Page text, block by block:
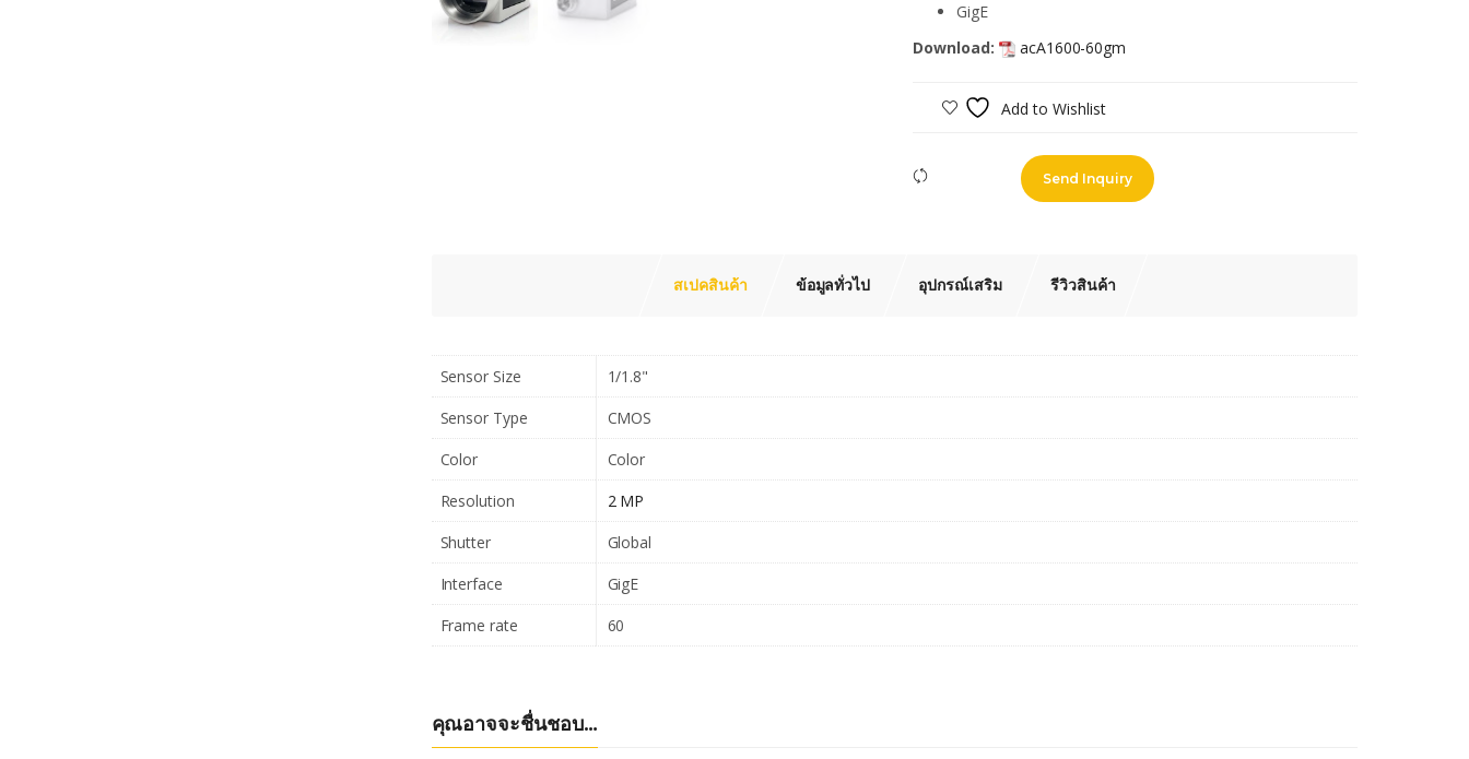
GigE
Download:
acA1600-60gm
Add to Wishlist
Send Inquiry
สเปคสินค้า ข้อมูลทั่วไป อุปกรณ์เสริม รีวิวสินค้า
Sensor Size
1/1.8"
Sensor Type
CMOS
Color
Color
Resolution
2 MP
Shutter
Global
Interface
GigE
Frame rate
60
คุณอาจจะชื่นชอบ…